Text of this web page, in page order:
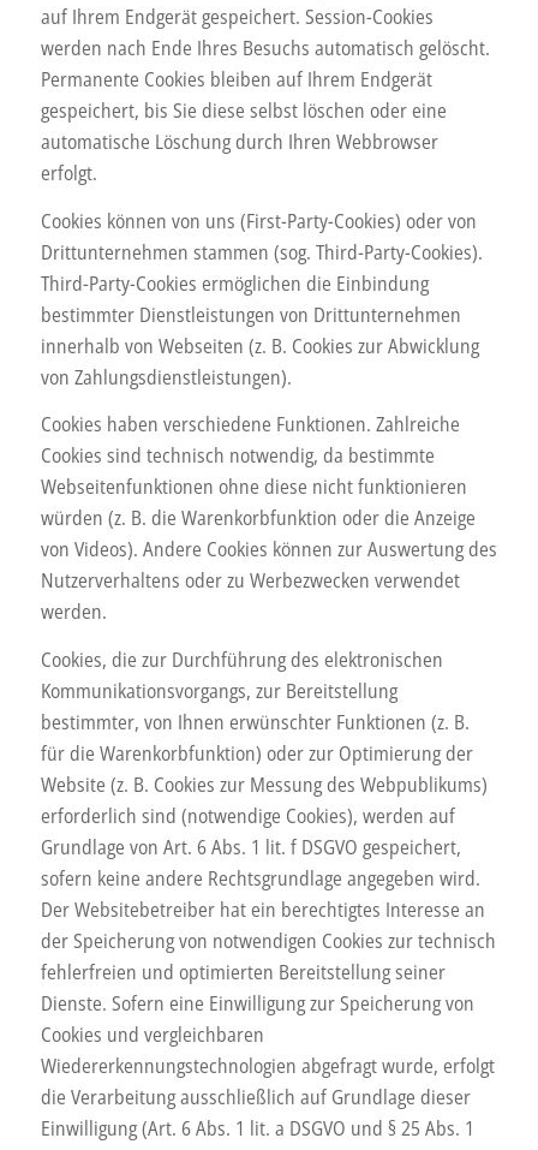
auf Ihrem Endgerät gespeichert. Session-Cookies
werden nach Ende Ihres Besuchs automatisch gelöscht.
Permanente Cookies bleiben auf Ihrem Endgerät
gespeichert, bis Sie diese selbst löschen oder eine
automatische Löschung durch Ihren Webbrowser
erfolgt.
Cookies können von uns (First-Party-Cookies) oder von
Drittunternehmen stammen (sog. Third-Party-Cookies).
Third-Party-Cookies ermöglichen die Einbindung
bestimmter Dienstleistungen von Drittunternehmen
innerhalb von Webseiten (z. B. Cookies zur Abwicklung
von Zahlungsdienstleistungen).
Cookies haben verschiedene Funktionen. Zahlreiche
Cookies sind technisch notwendig, da bestimmte
Webseitenfunktionen ohne diese nicht funktionieren
würden (z. B. die Warenkorbfunktion oder die Anzeige
von Videos). Andere Cookies können zur Auswertung des
Nutzerverhaltens oder zu Werbezwecken verwendet
werden.
Cookies, die zur Durchführung des elektronischen
Kommunikationsvorgangs, zur Bereitstellung
bestimmter, von Ihnen erwünschter Funktionen (z. B.
für die Warenkorbfunktion) oder zur Optimierung der
Website (z. B. Cookies zur Messung des Webpublikums)
erforderlich sind (notwendige Cookies), werden auf
Grundlage von Art. 6 Abs. 1 lit. f DSGVO gespeichert,
sofern keine andere Rechtsgrundlage angegeben wird.
Der Websitebetreiber hat ein berechtigtes Interesse an
der Speicherung von notwendigen Cookies zur technisch
fehlerfreien und optimierten Bereitstellung seiner
Dienste. Sofern eine Einwilligung zur Speicherung von
Cookies und vergleichbaren
Wiedererkennungstechnologien abgefragt wurde, erfolgt
die Verarbeitung ausschließlich auf Grundlage dieser
Einwilligung (Art. 6 Abs. 1 lit. a DSGVO und § 25 Abs. 1